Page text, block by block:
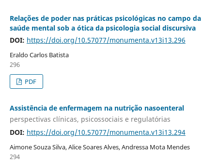
Relações de poder nas práticas psicológicas no campo da
saúde mental sob a ótica da psicologia social discursiva
DOI: https://doi.org/10.57077/monumenta.v13i13.296
Eraldo Carlos Batista
296
PDF
Assistência de enfermagem na nutrição nasoenteral
perspectivas clínicas, psicossociais e regulatórias
DOI: https://doi.org/10.57077/monumenta.v13i13.294
Aimone Souza Silva, Alice Soares Alves, Andressa Mota Mendes
294